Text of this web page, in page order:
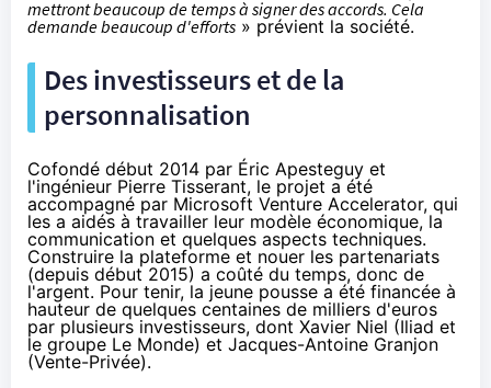
mettront beaucoup de temps à signer des accords. Cela
demande beaucoup d'efforts » prévient la société.
Des investisseurs et de la
personnalisation
Cofondé début 2014 par Éric Apesteguy et
l'ingénieur Pierre Tisserant, le projet a été
accompagné par Microsoft Venture Accelerator, qui
les a aidés à travailler leur modèle économique, la
communication et quelques aspects techniques.
Construire la plateforme et nouer les partenariats
(depuis début 2015) a coûté du temps, donc de
l'argent. Pour tenir, la jeune pousse a été financée à
hauteur de quelques centaines de milliers d'euros
par plusieurs investisseurs, dont Xavier Niel (Iliad et
le groupe Le Monde) et Jacques-Antoine Granjon
(Vente-Privée).